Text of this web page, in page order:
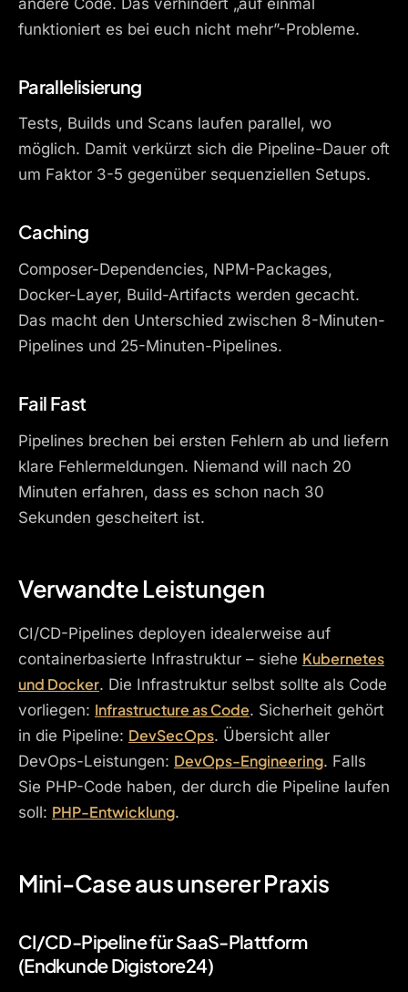
funktioniert es bei euch nicht mehr”-Probleme.
Parallelisierung
Tests, Builds und Scans laufen parallel, wo
möglich. Damit verkürzt sich die Pipeline-Dauer oft
um Faktor 3-5 gegenüber sequenziellen Setups.
Caching
Composer-Dependencies, NPM-Packages,
Docker-Layer, Build-Artifacts werden gecacht.
Das macht den Unterschied zwischen 8-Minuten-
Pipelines und 25-Minuten-Pipelines.
Fail Fast
Pipelines brechen bei ersten Fehlern ab und liefern
klare Fehlermeldungen. Niemand will nach 20
Minuten erfahren, dass es schon nach 30
Sekunden gescheitert ist.
Verwandte Leistungen
CI/CD-Pipelines deployen idealerweise auf
containerbasierte Infrastruktur – siehe Kubernetes
und Docker. Die Infrastruktur selbst sollte als Code
vorliegen: Infrastructure as Code. Sicherheit gehört
in die Pipeline: DevSecOps. Übersicht aller
DevOps-Leistungen: DevOps-Engineering. Falls
Sie PHP-Code haben, der durch die Pipeline laufen
soll: PHP-Entwicklung.
Mini-Case aus unserer Praxis
CI/CD-Pipeline für SaaS-Plattform
(Endkunde Digistore24)